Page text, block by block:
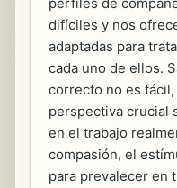
difíciles y nos
adaptadas para
cada uno de ellos.
correcto no es
perspectiva crucial
en el trabajo
compasión, el
para prevalecer en